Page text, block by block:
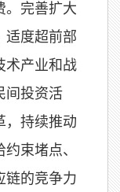
。完善扩大
适度超前部
术产业和战
间投资活
，持续推动
束堵点、
链的竞争力